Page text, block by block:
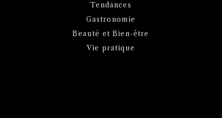
Tendances
Gastronomie
Beauté et Bien-être
Vie pratique